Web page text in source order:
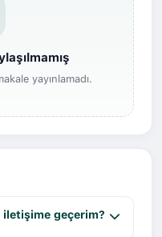
yayınlamadı.
iletişime geçerim?